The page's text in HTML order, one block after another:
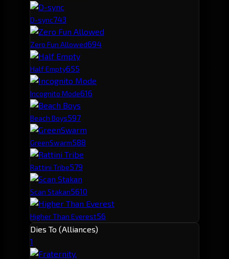
D-sync743
Zero Fun Allowed694
Half Empty655
Incognito Mode616
Beach Boys597
GreenSwarm588
Rattini Tribe579
Scan Stakan5610
Higher Than Everest56
Dies To (Alliances)
1